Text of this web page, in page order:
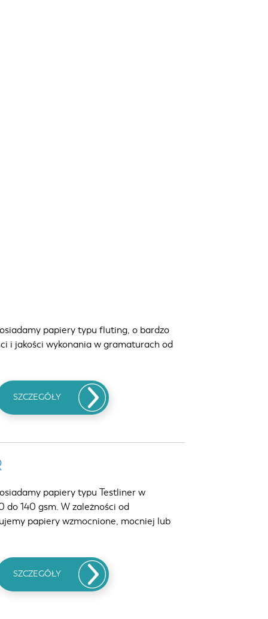
papiery typu fluting, o bardzo
i jakości wykonania w gramaturach od
SZCZEGÓŁY
papiery typu Testliner w
140 gsm. W zależności od
papiery wzmocnione, mocniej lub
SZCZEGÓŁY